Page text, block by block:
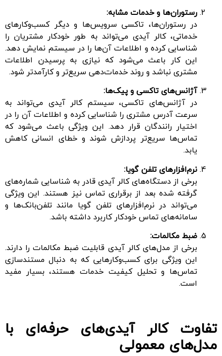
رستوران‌ها و خدمات مشابه:
در رستوران‌ها، تاکسی سرویس‌ها و دیگر کسب‌وکارهای
خدماتی، کالر آیدی می‌تواند به طور خودکار مشتریان را
شناسایی کرده و اطلاعات آن‌ها را در سیستم نمایش دهد.
این کار باعث می‌شود که نیازی به پرسیدن اطلاعات
مشتری نباشد و روند خدمات‌دهی سریع‌تر و کارآمدتر شود.
آژانس‌های تاکسی و پیک‌ها:
در آژانس‌های تاکسی، سیستم کالر آیدی می‌تواند به
سرعت آدرس مشتری را شناسایی کرده و اطلاعات آن را در
اختیار رانندگان قرار دهد. این ویژگی باعث می‌شود که
تماس‌ها سریع‌تر پردازش شوند و خطای انسانی کاهش
یابد.
نرم‌افزارهای تلفن گویا:
برخی از دستگاه‌های کالر آیدی قادر به شناسایی شماره‌های
گرفته شده بعد از برقراری تماس نیز هستند. این ویژگی
می‌تواند در نرم‌افزارهای تلفن گویا مانند تلفن‌بانک‌ها و
سامانه‌های تماس خودکار کاربرد داشته باشد.
ضبط مکالمات:
برخی از مدل‌های کالر آیدی قابلیت ضبط مکالمات را دارند.
این ویژگی برای کسب‌وکارهایی که به دنبال مستندسازی
تماس‌ها و تحلیل کیفیت خدمات هستند، بسیار مفید
است.
تفاوت کالر آیدی‌های حرفه‌ای با
مدل‌های معمولی